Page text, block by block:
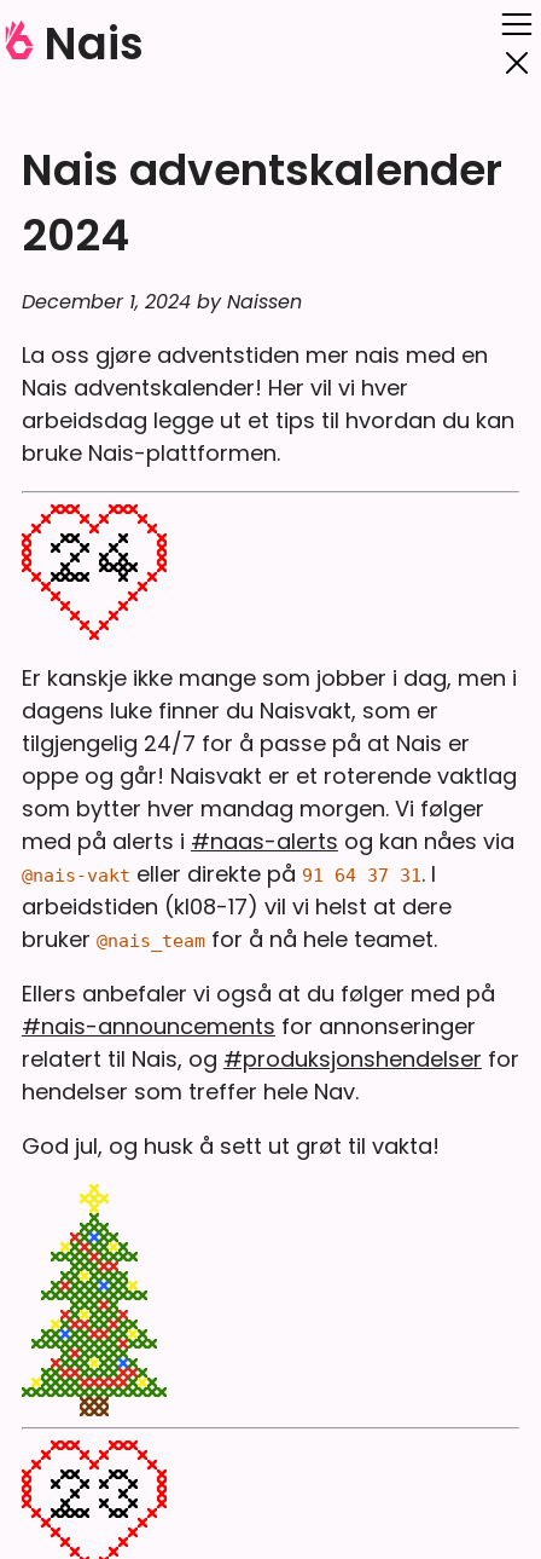
Nais
Nais adventskalender
2024
December 1, 2024 by Naissen
La oss gjøre adventstiden mer nais med en
Nais adventskalender! Her vil vi hver
arbeidsdag legge ut et tips til hvordan du kan
bruke Nais-plattformen.
Er kanskje ikke mange som jobber i dag, men i
dagens luke finner du Naisvakt, som er
tilgjengelig 24/7 for å passe på at Nais er
oppe og går! Naisvakt er et roterende vaktlag
som bytter hver mandag morgen. Vi følger
med på alerts i #naas-alerts og kan nåes via
@nais-vakt eller direkte på 91 64 37 31 . I
arbeidstiden (kl08-17) vil vi helst at dere
bruker @nais_teamfor å nå hele teamet.
Ellers anbefaler vi også at du følger med på
#nais-announcements for annonseringer
relatert til Nais, og #produksjonshendelser for
hendelser som treffer hele Nav.
God jul, og husk å sett ut grøt til vakta!